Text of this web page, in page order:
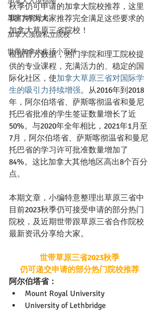
加拿大省提名
加拿大顶级私立院校
世带加拿大生活小百科
秋季仍可申请的加拿大院校推荐，这里
我们将为大家推荐完全满足这些要求的
加拿大草原三省院校！
根据官方数据，热门学院和理工院校提
供的专业课程，充满活力的、稳定的国
际化社区，使加拿大草原三省对国际学
生的吸引力持续增强。从2016年到2018
年，阿尔伯塔省、萨斯喀彻温省和曼尼
托巴省批准的学生签证数量增长了近
50%。与2020年全年相比，2021年1月至
7月，阿尔伯塔省、萨斯喀彻温省和曼尼
托巴省的学习许可批准数量增加了
84%。这比加拿大其他地区高出8个百分
点。
本期文章，小编特意整理出草原三省中
目前2023秋季仍可接受申请的部分热门
院校，及近期世带跟草原三省合作院校
最新资讯分享给大家。
世带草原三省2023秋季
仍可递交申请的部分热门院校推荐
阿尔伯塔省：
Mount Royal University
University of Lethbridge